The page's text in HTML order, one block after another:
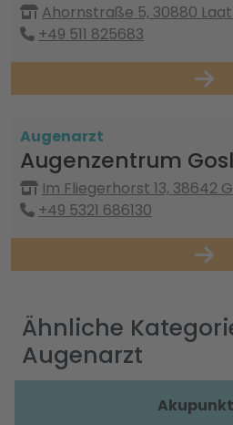
Ahornstraße 5, 30880
+49 511 825683
Augenarzt
Augenzentrum
Im Fliegerhorst 13, 38642
+49 5321 686130
Ähnliche
Augenarzt